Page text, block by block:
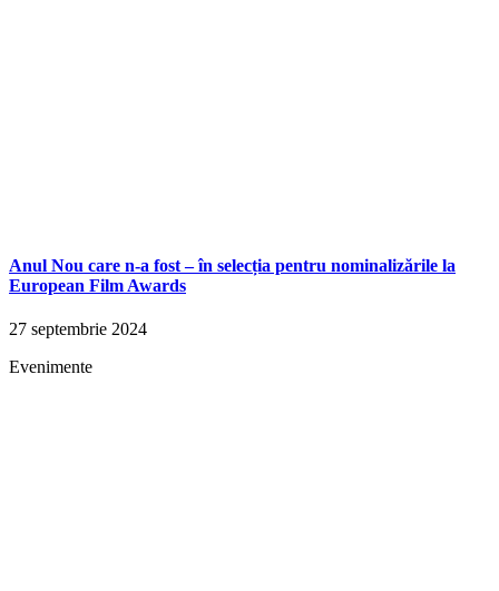
Anul Nou care n-a fost – în selecția pentru nominalizările la
European Film Awards
27 septembrie 2024
Evenimente